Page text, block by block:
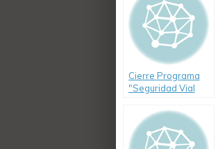
Cierre Programa
"Seguridad Vial
Fundación Renault